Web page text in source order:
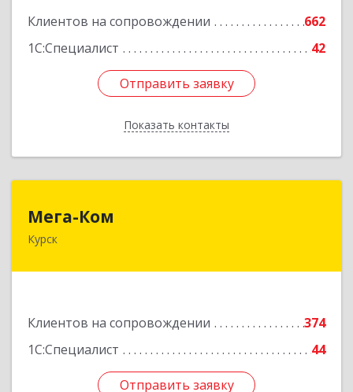
Клиентов на сопровождении
662
1С:Специалист
42
Отправить заявку
Показать контакты
Отправить заявку
Назад
Мега-Ком
Курск
Клиентов на сопровождении
374
1С:Специалист
44
Отправить заявку
305001, Курская обл, Курск г, Красной Армии ул,
Отправить заявку